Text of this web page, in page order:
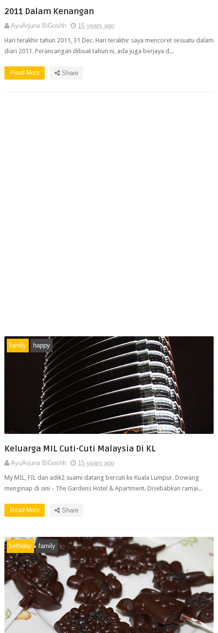
2011 Dalam Kenangan
AyuArjuna BiGoshh
15 years ago
Hari terakhir tahun 2011, 31 Dec. Hari terakhir saya mencoret sesuatu dalam
diari 2011. Perancangan dibuat tahun ni, ada juga berjaya d...
Read More Share
family happy
Keluarga MIL Cuti-Cuti Malaysia Di KL
AyuArjuna BiGoshh
15 years ago
My MIL, FIL dan adik2 suami datang bercuti ke Kuala Lumpur. Dowang
menginap di sini - The Gardens Hotel & Apartment. Disebabkan ramai...
Read More Share
birthday family